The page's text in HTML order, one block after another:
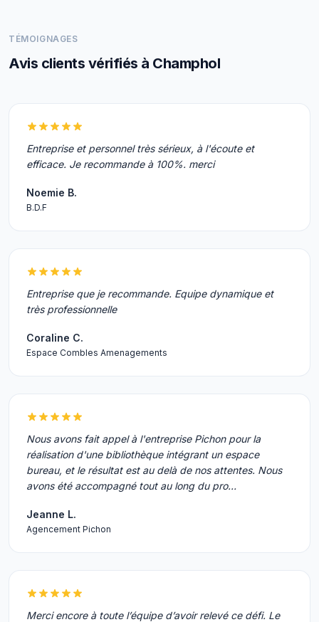
TÉMOIGNAGES
Avis clients vérifiés à Champhol
Entreprise et personnel très sérieux, à l'écoute et
efficace. Je recommande à 100%. merci
Noemie B.
B.D.F
Entreprise que je recommande. Equipe dynamique et
très professionnelle
Coraline C.
Espace Combles Amenagements
Nous avons fait appel à l'entreprise Pichon pour la
réalisation d'une bibliothèque intégrant un espace
bureau, et le résultat est au delà de nos attentes. Nous
avons été accompagné tout au long du pro…
Jeanne L.
Agencement Pichon
Merci encore à toute l’équipe d’avoir relevé ce défi. Le